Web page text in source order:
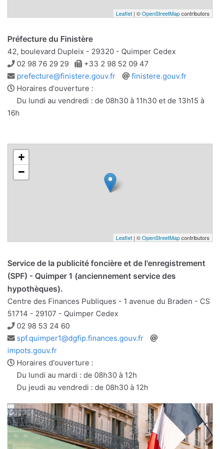
Leaflet | ©OpenStreetMapcontributors
Préfecture du Finistère
42, boulevard Dupleix - 29320 - Quimper Cedex
Téléphone
02 98 76 29 29 Télécopie
+33 2 98 52 09 47
Adresse
e-
mail
prefecture@finistere.gouv.fr
Site
finistere.gouv.fr
Horaires d'ouverture :
Du lundi au vendredi : de 08h30 à 11h30 et de 13h15 à
16h
+
−
Leaflet | ©OpenStreetMapcontributors
Service de la publicité foncière et de l'enregistrement
(SPF) - Quimper 1 (anciennement service des
hypothèques).
Centre des Finances Publiques - 1 avenue du Braden - CS
51714 - 29107 - Quimper Cedex
Téléphone
02 98 53 24 60
Adresse
e-
mail
spf.quimper1@dgfip.finances.gouv.fr
impots.gouv.fr
Horaires d'ouverture :
Du lundi au mardi : de 08h30 à 12h
Du jeudi au vendredi : de 08h30 à 12h